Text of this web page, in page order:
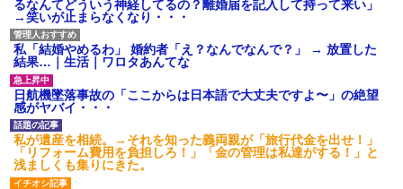
るなんてどういう神経してるの？離婚届を記入して持って来い」
→笑いが止まらなくなり・・・
私「結婚やめるわ」 婚約者「え？なんでなんで？」 → 放置した
結果…｜生活｜ワロタあんてな
日航機墜落事故の「ここからは日本語で大丈夫ですよ〜」の絶望
感がヤバイ・・・
私が遺産を相続。→それを知った義両親が「旅行代金を出せ！」
「リフォーム費用を負担しろ！」「金の管理は私達がする！」と
浅ましくも集りにきた。